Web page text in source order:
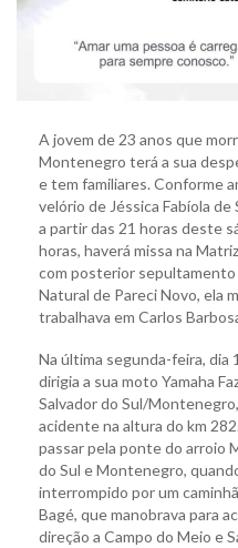
A jovem de 23 anos que
Montenegro terá a sua
e tem familiares. Conforme
velório de Jéssica Fabíola
a partir das 21 horas deste
horas, haverá missa na
com posterior
Natural de Pareci Novo, ela
trabalhava em Carlos
Na última segunda-feira, dia
dirigia a sua moto Yamaha
Salvador do Sul/
acidente na altura do km
passar pela ponte do arroio
do Sul e Montenegro,
interrompido por um
Bagé, que manobrava para
direção a Campo do Meio e